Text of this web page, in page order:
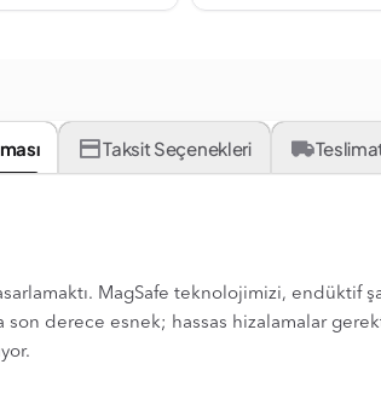
Taksit Seçenekleri
MagSafe teknolojimizi, endüktif
son derece esnek; hassas hizalamalar